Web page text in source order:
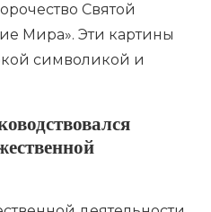
Святой
Мира». Эти картины
символикой и